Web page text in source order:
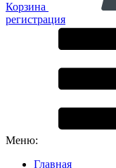
Корзина
регистрация
Меню:
Главная